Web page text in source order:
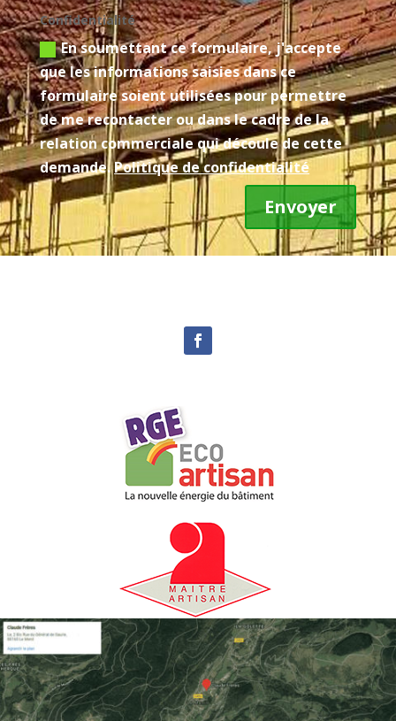
Confidentialité
En soumettant ce formulaire, j'accepte
que les informations saisies dans ce
formulaire soient utilisées pour permettre
de me recontacter ou dans le cadre de la
relation commerciale qui découle de cette
demande.Politique de confidentialité
Envoyer